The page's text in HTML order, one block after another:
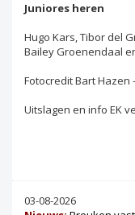
Juniores heren
Hugo Kars, Tibor del
Bailey Groenendaal
Fotocredit Bart Hazen
Uitslagen en info EK
03-08-2026